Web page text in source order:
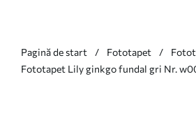
Pagină de start Fototapet
Fototapet Lily ginkgo fundal gri Nr.